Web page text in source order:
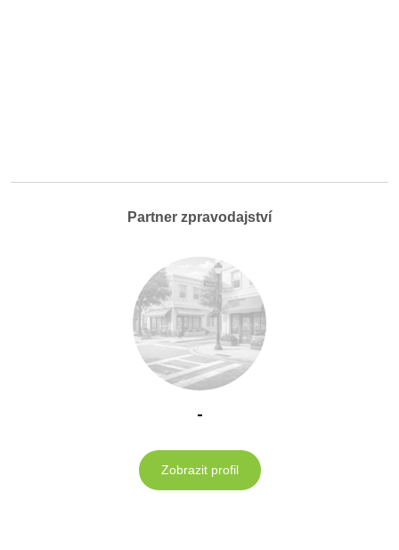
Partner zpravodajství
-
Zobrazit profil